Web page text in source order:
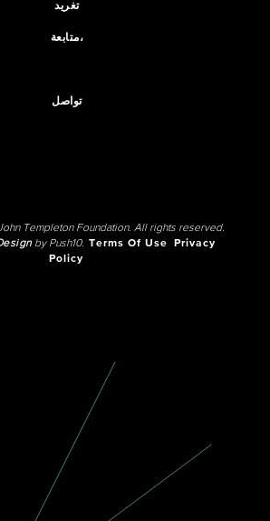
تغريد
متابعة،
تواصل
Templeton Foundation. All rights reserved.
by Push10. Terms Of Use
Privacy
Policy